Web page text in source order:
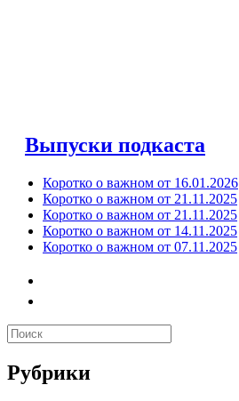
Выпуски подкаста
Коротко о важном от 16.01.2026
Коротко о важном от 21.11.2025
Коротко о важном от 21.11.2025
Коротко о важном от 14.11.2025
Коротко о важном от 07.11.2025
Рубрики